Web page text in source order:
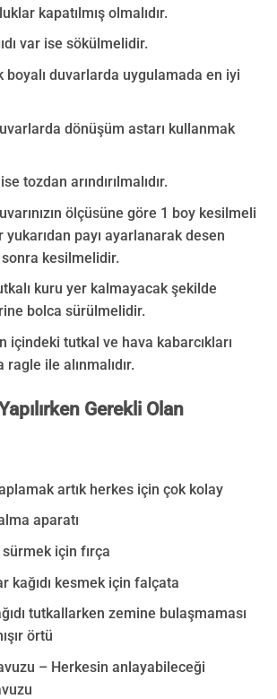
kapatılmış olmalıdır.
var ise sökülmelidir.
boyalı duvarlarda uygulamada en iyi
dönüşüm astarı kullanmak
tozdan arındırılmalıdır.
ölçüsüne göre 1 boy kesilmeli
payı ayarlanarak desen
kesilmelidir.
kuru yer kalmayacak şekilde
bolca sürülmelidir.
içindeki tutkal ve hava kabarcıkları
ile alınmalıdır.
Gerekli Olan
artık herkes için çok kolay
aparatı
sürmek için fırça
kağıdı kesmek için falçata
tutkallarken zemine bulaşmaması
örtü
– Herkesin anlayabileceği